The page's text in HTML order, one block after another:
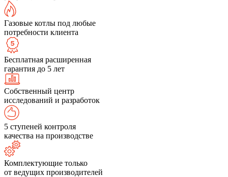
Газовые котлы под любые
потребности клиента
Бесплатная расширенная
гарантия до 5 лет
Собственный центр
исследований и разработок
5 ступеней контроля
качества на производстве
Комплектующие только
от ведущих производителей